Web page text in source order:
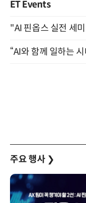
ET Events
주요 행사 ❯